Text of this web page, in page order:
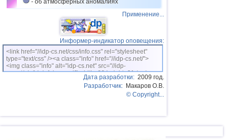
- об атмосферных аномалиях
Применение...
Информер-индикатор оповещения:
<link href="//idp-cs.net/css/info.css" rel="stylesheet"
type="text/css" /><a class="info" href="//idp-cs.net/">
<img class="info" alt="idp-cs.net" src="//idp-
cs.net/pix/idpinfok_sm.gif" width=88 height=31 /></a>
Дата разработки: 2009 год.
Разработчик: Макаров О.В.
© Copyright...